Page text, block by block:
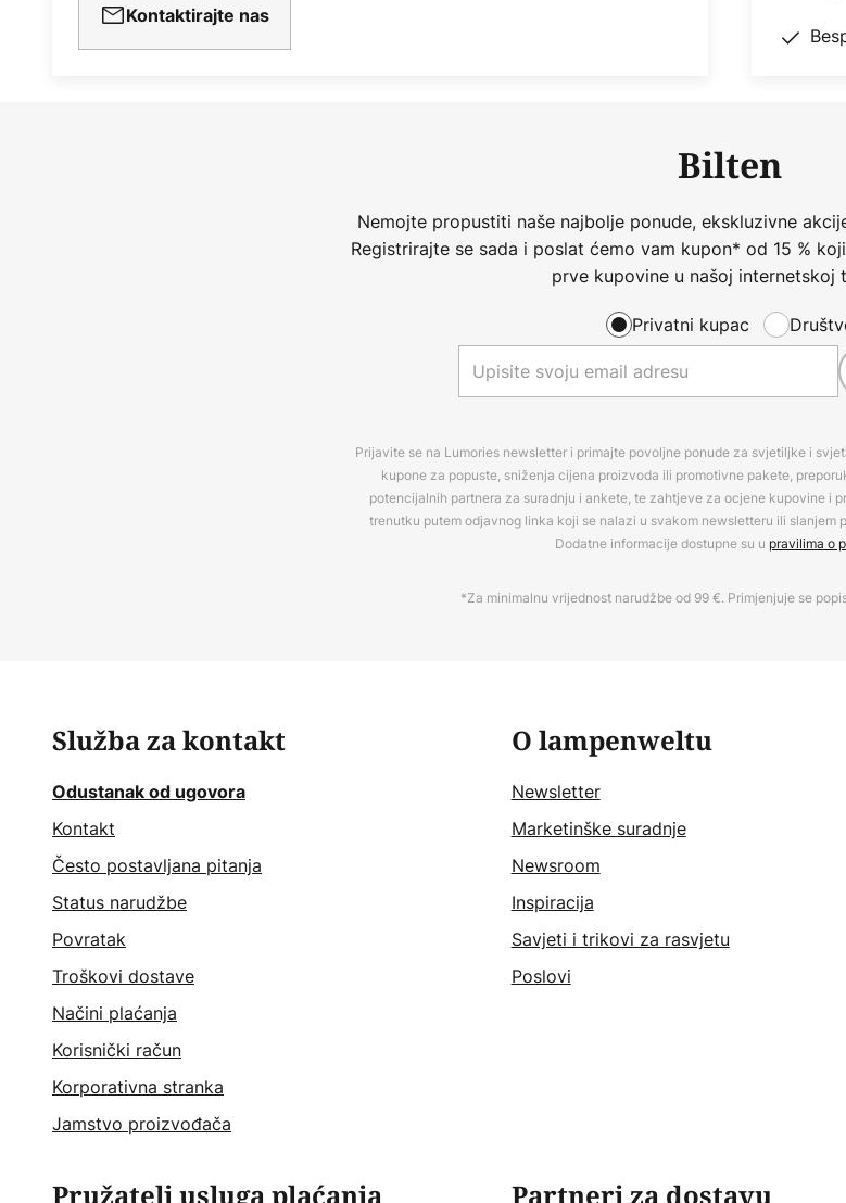
Kontaktirajte nas
Bilten
Nemojte propustiti naše najbolje ponude, ekskluzivne
Registrirajte se sada i poslat ćemo vam kupon* od 15 %
prve kupovine u našoj internetskoj
Privatni kupac
Prijavite se na Lumories newsletter i primajte povoljne ponude za svjetiljke i
kupone za popuste, sniženja cijena proizvoda ili promotivne pakete,
potencijalnih partnera za suradnju i ankete, te zahtjeve za ocjene kupovine i
trenutku putem odjavnog linka koji se nalazi u svakom newsletteru ili slanjem
Dodatne informacije dostupne su u pravilima o
*Za minimalnu vrijednost narudžbe od 99 €. Primjenjuje se
Služba za kontakt
Odustanak od ugovora
Kontakt
Često postavljana pitanja
Status narudžbe
Povratak
Troškovi dostave
Načini plaćanja
Korisnički račun
Korporativna stranka
Jamstvo proizvođača
O lampenweltu
Newsletter
Marketinške suradnje
Newsroom
Inspiracija
Savjeti i trikovi za rasvjetu
Poslovi